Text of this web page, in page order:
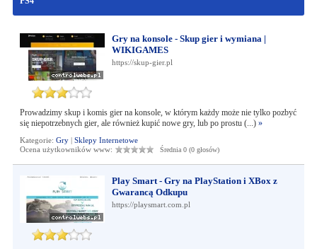
Gry na konsole - Skup gier i wymiana |
WIKIGAMES
https://skup-gier.pl
Prowadzimy skup i komis gier na konsole, w którym każdy może nie tylko pozbyć
się niepotrzebnych gier, ale również kupić nowe gry, lub po prostu (...) »
Kategorie: Gry| Sklepy Internetowe
Ocena użytkowników www:
Średnia 0 (0 głosów)
Play Smart - Gry na PlayStation i XBox z
Gwarancą Odkupu
https://playsmart.com.pl